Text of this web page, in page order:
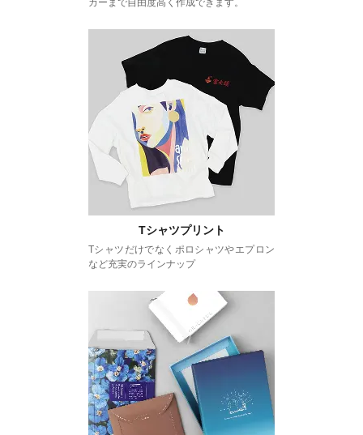
カーまで自由度高く作成できます。
Tシャツプリント
Tシャツだけでなくポロシャツやエプロン
など充実のラインナップ